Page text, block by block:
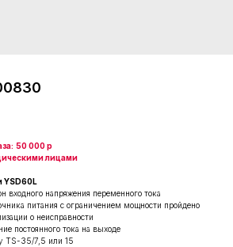
50 000 р
лицами
YSD60L
входного напряжения переменного тока
питания с ограничением мощности пройдено
о неисправности
постоянного тока на выходе
TS-35/7,5 или 15